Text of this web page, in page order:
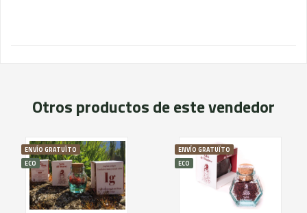
Otros productos de este vendedor
ENVÍO GRATUÏTO
ECO
ENVÍO GRATUÏTO
ECO